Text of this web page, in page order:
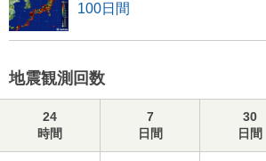
100日間
地震観測回数
24
時間
7
日間
30
日間